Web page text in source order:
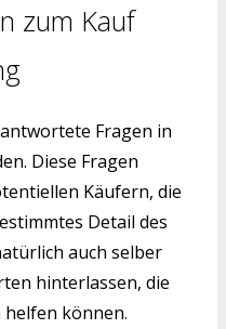
zum Kauf
Fragen in
Diese Fragen
Käufern, die
Detail des
auch selber
hinterlassen, die
können.